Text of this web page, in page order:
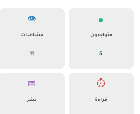
متواجدون
5
👁️
مشاهدات
11
⏱️
قراءة
📅
نشر